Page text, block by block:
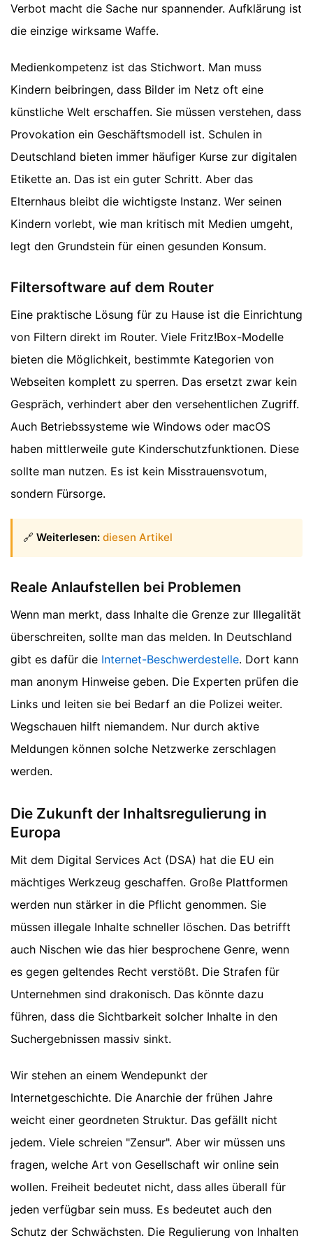
Verbot macht die Sache nur spannender. Aufklärung ist
die einzige wirksame Waffe.
Medienkompetenz ist das Stichwort. Man muss
Kindern beibringen, dass Bilder im Netz oft eine
künstliche Welt erschaffen. Sie müssen verstehen, dass
Provokation ein Geschäftsmodell ist. Schulen in
Deutschland bieten immer häufiger Kurse zur digitalen
Etikette an. Das ist ein guter Schritt. Aber das
Elternhaus bleibt die wichtigste Instanz. Wer seinen
Kindern vorlebt, wie man kritisch mit Medien umgeht,
legt den Grundstein für einen gesunden Konsum.
Filtersoftware auf dem Router
Eine praktische Lösung für zu Hause ist die Einrichtung
von Filtern direkt im Router. Viele Fritz!Box-Modelle
bieten die Möglichkeit, bestimmte Kategorien von
Webseiten komplett zu sperren. Das ersetzt zwar kein
Gespräch, verhindert aber den versehentlichen Zugriff.
Auch Betriebssysteme wie Windows oder macOS
haben mittlerweile gute Kinderschutzfunktionen. Diese
sollte man nutzen. Es ist kein Misstrauensvotum,
sondern Fürsorge.
🔗 Weiterlesen: diesen Artikel
Reale Anlaufstellen bei Problemen
Wenn man merkt, dass Inhalte die Grenze zur Illegalität
überschreiten, sollte man das melden. In Deutschland
gibt es dafür die Internet-Beschwerdestelle. Dort kann
man anonym Hinweise geben. Die Experten prüfen die
Links und leiten sie bei Bedarf an die Polizei weiter.
Wegschauen hilft niemandem. Nur durch aktive
Meldungen können solche Netzwerke zerschlagen
werden.
Die Zukunft der Inhaltsregulierung in
Europa
Mit dem Digital Services Act (DSA) hat die EU ein
mächtiges Werkzeug geschaffen. Große Plattformen
werden nun stärker in die Pflicht genommen. Sie
müssen illegale Inhalte schneller löschen. Das betrifft
auch Nischen wie das hier besprochene Genre, wenn
es gegen geltendes Recht verstößt. Die Strafen für
Unternehmen sind drakonisch. Das könnte dazu
führen, dass die Sichtbarkeit solcher Inhalte in den
Suchergebnissen massiv sinkt.
Wir stehen an einem Wendepunkt der
Internetgeschichte. Die Anarchie der frühen Jahre
weicht einer geordneten Struktur. Das gefällt nicht
jedem. Viele schreien "Zensur". Aber wir müssen uns
fragen, welche Art von Gesellschaft wir online sein
wollen. Freiheit bedeutet nicht, dass alles überall für
jeden verfügbar sein muss. Es bedeutet auch den
Schutz der Schwächsten. Die Regulierung von Inhalten